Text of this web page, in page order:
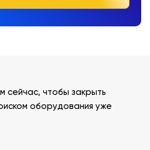
сейчас, чтобы закрыть
оборудования уже